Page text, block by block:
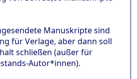
Manuskripte sind
für Verlage, aber dann soll
schließen (außer für
Autor*innen).